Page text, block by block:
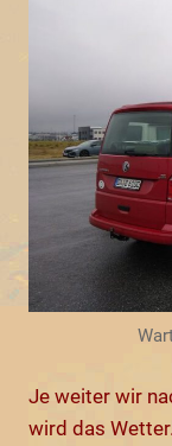
Je weiter wir
wird das